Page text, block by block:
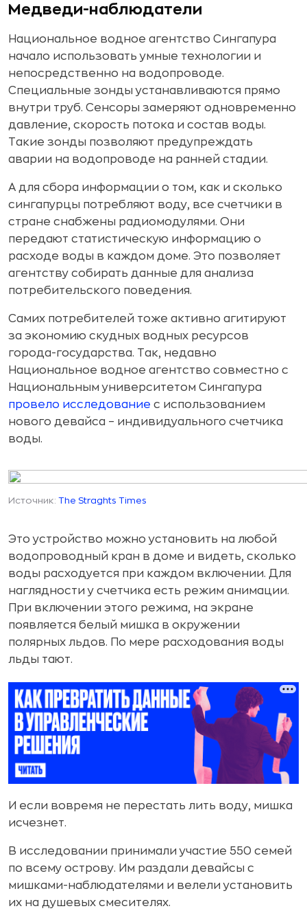
Медведи-наблюдатели
Национальное водное агентство Сингапура
начало использовать умные технологии и
непосредственно на водопроводе.
Специальные зонды устанавливаются прямо
внутри труб. Сенсоры замеряют одновременно
давление, скорость потока и состав воды.
Такие зонды позволяют предупреждать
аварии на водопроводе на ранней стадии.
А для сбора информации о том, как и сколько
сингапурцы потребляют воду, все счетчики в
стране снабжены радиомодулями. Они
передают статистическую информацию о
расходе воды в каждом доме. Это позволяет
агентству собирать данные для анализа
потребительского поведения.
Самих потребителей тоже активно агитируют
за экономию скудных водных ресурсов
города-государства. Так, недавно
Национальное водное агентство совместно с
Национальным университетом Сингапура
провело исследование с использованием
нового девайса – индивидуального счетчика
воды.
Источник: The Straghts Times
Это устройство можно установить на любой
водопроводный кран в доме и видеть, сколько
воды расходуется при каждом включении. Для
наглядности у счетчика есть режим анимации.
При включении этого режима, на экране
появляется белый мишка в окружении
полярных льдов. По мере расходования воды
льды тают.
И если вовремя не перестать лить воду, мишка
исчезнет.
В исследовании принимали участие 550 семей
по всему острову. Им раздали девайсы с
мишками-наблюдателями и велели установить
их на душевых смесителях.